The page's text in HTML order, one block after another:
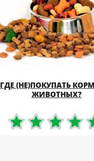
ПОДРОБНЕЕ
ГДЕ (НЕ)ПОКУПАТЬ
ЖИВОТНЫХ?